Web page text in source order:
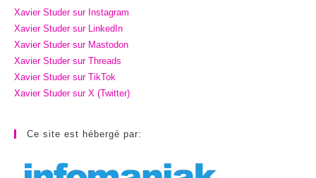
Xavier Studer sur Instagram
Xavier Studer sur LinkedIn
Xavier Studer sur Mastodon
Xavier Studer sur Threads
Xavier Studer sur TikTok
Xavier Studer sur X (Twitter)
Ce site est hébergé par: